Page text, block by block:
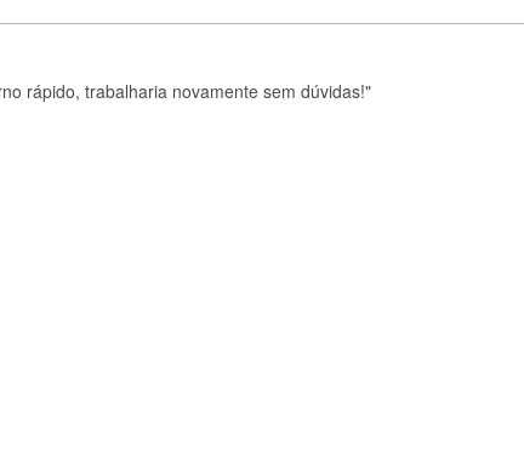
rápido, trabalharia novamente sem dúvidas!"